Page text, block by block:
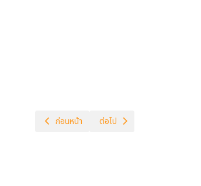
เนื้อหาก่อนหน้า: ฉบับที่ 04-2567
ก่อนหน้า เนื้อหาถัดไป: ฉบับที่ 06-2567
ต่อไป